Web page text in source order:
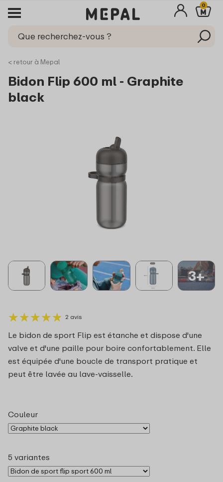
0
< retour à Mepal
Bidon Flip 600 ml - Graphite
black
3+
★★★★★
★★★★★ 2 avis
Le bidon de sport Flip est étanche et dispose d'une
valve et d'une paille pour boire confortablement. Elle
est équipée d'une boucle de transport pratique et
peut être lavée au lave-vaisselle.
Couleur
5 variantes